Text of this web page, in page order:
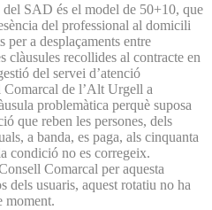
SAD és el model de 50+10, que
del professional al domicili
per a desplaçaments entre
clàusules recollides al contracte en
del servei d’atenció
de l’Alt Urgell a
problemàtica perquè suposa
que reben les persones, dels
a banda, es paga, als cinquanta
condició no es corregeix.
Comarcal per aquesta
dels usuaris, aquest rotatiu no ha
moment.